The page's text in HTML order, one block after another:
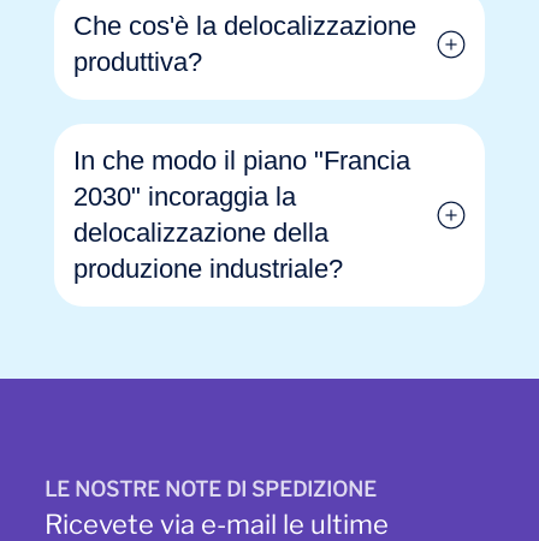
Che cos'è la delocalizzazione
produttiva?
In che modo il piano "Francia
2030" incoraggia la
delocalizzazione della
produzione industriale?
LE NOSTRE NOTE DI SPEDIZIONE
Ricevete via e-mail le ultime